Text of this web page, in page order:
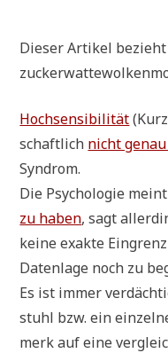
Die­ser Arti­kel
Hoch­sen­si­bi­li­tät
schaft­lich nicht
Syndrom.
Die Psy­cho­lo­gie
zu haben, sagt
kei­ne exak­te
Daten­la­ge noch zu
Es ist immer
stuhl bzw. ein
merk auf eine